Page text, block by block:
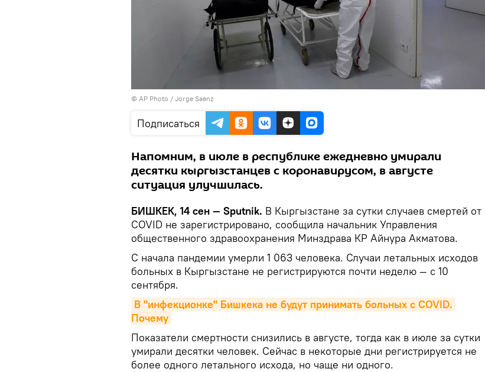
© AP Photo / Jorge Saenz
Подписаться
Напомним, в июле в республике ежедневно умирали
десятки кыргызстанцев с коронавирусом, в августе
ситуация улучшилась.
БИШКЕК, 14 сен — Sputnik. В Кыргызстане за сутки случаев смертей от
COVID не зарегистрировано, сообщила начальник Управления
общественного здравоохранения Минздрава КР Айнура Акматова.
С начала пандемии умерли 1 063 человека. Случаи летальных исходов
больных в Кыргызстане не регистрируются почти неделю — с 10
сентября.
В "инфекционке" Бишкека не будут принимать больных с COVID.
Почему
Показатели смертности снизились в августе, тогда как в июле за сутки
умирали десятки человек. Сейчас в некоторые дни регистрируется не
более одного летального исхода, но чаще ни одного.